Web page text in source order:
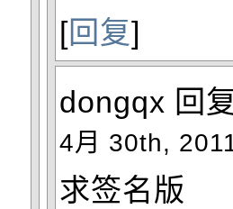
[回复]
dongqx 回
4月 30th,
求签名版